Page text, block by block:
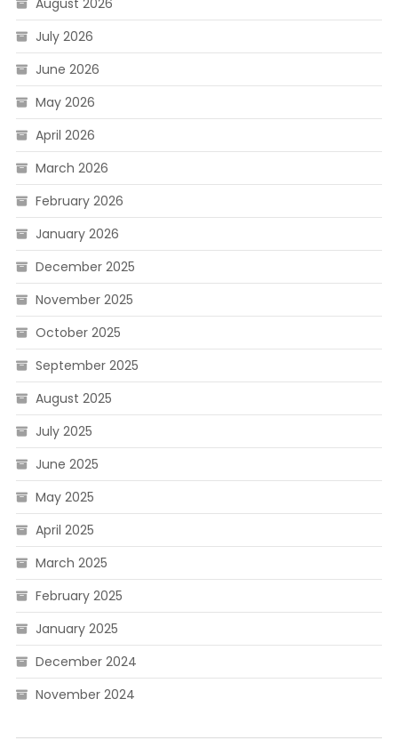
July 2026
June 2026
May 2026
April 2026
March 2026
February 2026
January 2026
December 2025
November 2025
October 2025
September 2025
August 2025
July 2025
June 2025
May 2025
April 2025
March 2025
February 2025
January 2025
December 2024
November 2024